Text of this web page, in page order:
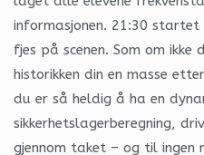
informasjonen. 21:30 startet
fjes på scenen. Som om ikke
historikken din en masse
du er så heldig å ha en
sikkerhetslagerberegning,
gjennom taket – og til ingen